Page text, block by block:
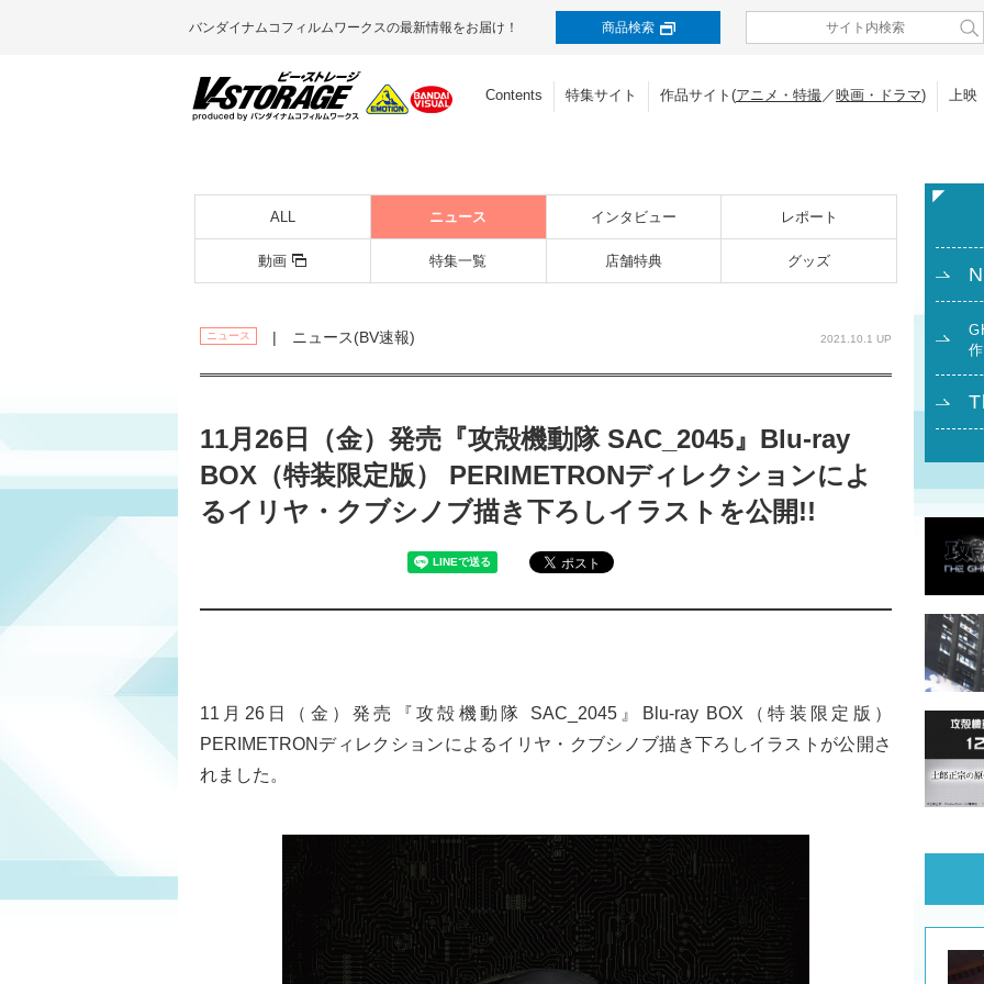
バンダイナムコフィルムワークスの最新情報をお届け！ 商品検索
Contents 特集サイト 作品サイト(アニメ・特撮／映画・ドラマ) 上映
ALL ニュース インタビュー レポート
動画 特集一覧 店舗特典 グッズ
ニュース | ニュース(BV速報) 2021.10.1 UP
11月26日（金）発売『攻殻機動隊 SAC_2045』Blu-ray
BOX（特装限定版） PERIMETRONディレクションによ
るイリヤ・クブシノブ描き下ろしイラストを公開!!
11月26日（金）発売『攻殻機動隊 SAC_2045』Blu-ray BOX（特装限定版）
PERIMETRONディレクションによるイリヤ・クブシノブ描き下ろしイラストが公開さ
れました。